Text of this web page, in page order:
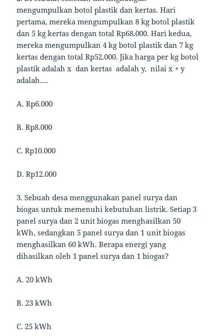
mengumpulkan botol plastik dan kertas. Hari
pertama, mereka mengumpulkan 8 kg botol plastik
dan 5 kg kertas dengan total Rp68.000. Hari kedua,
mereka mengumpulkan 4 kg botol plastik dan 7 kg
kertas dengan total Rp52.000. Jika harga per kg botol
plastik adalah x dan kertas adalah y, nilai x + y
adalah….
A. Rp6.000
B. Rp8.000
C. Rp10.000
D. Rp12.000
3. Sebuah desa menggunakan panel surya dan
biogas untuk memenuhi kebutuhan listrik. Setiap 3
panel surya dan 2 unit biogas menghasilkan 50
kWh, sedangkan 5 panel surya dan 1 unit biogas
menghasilkan 60 kWh. Berapa energi yang
dihasilkan oleh 1 panel surya dan 1 biogas?
A. 20 kWh
B. 23 kWh
C. 25 kWh